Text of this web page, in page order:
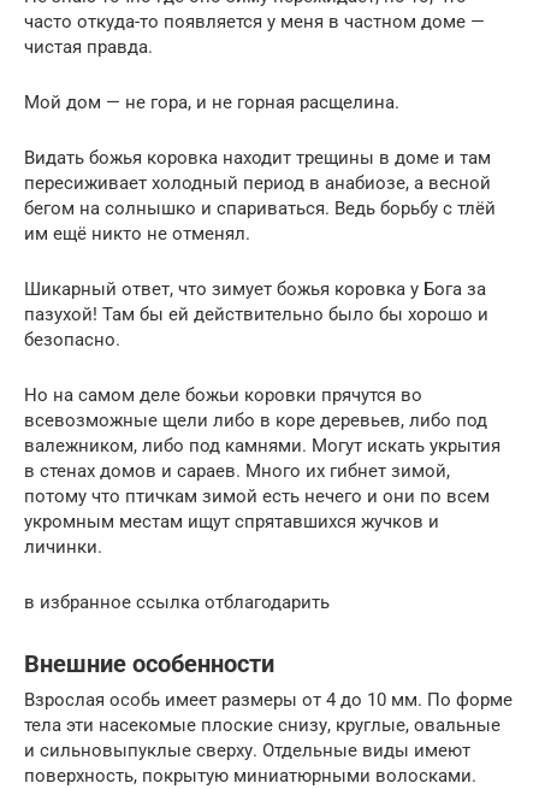
часто откуда-то появляется у меня в частном доме —
чистая правда.
Мой дом — не гора, и не горная расщелина.
Видать божья коровка находит трещины в доме и там
пересиживает холодный период в анабиозе, а весной
бегом на солнышко и спариваться. Ведь борьбу с тлёй
им ещё никто не отменял.
Шикарный ответ, что зимует божья коровка у Бога за
пазухой! Там бы ей действительно было бы хорошо и
безопасно.
Но на самом деле божьи коровки прячутся во
всевозможные щели либо в коре деревьев, либо под
валежником, либо под камнями. Могут искать укрытия
в стенах домов и сараев. Много их гибнет зимой,
потому что птичкам зимой есть нечего и они по всем
укромным местам ищут спрятавшихся жучков и
личинки.
в избранное ссылка отблагодарить
Внешние особенности
Взрослая особь имеет размеры от 4 до 10 мм. По форме
тела эти насекомые плоские снизу, круглые, овальные
и сильновыпуклые сверху. Отдельные виды имеют
поверхность, покрытую миниатюрными волосками.